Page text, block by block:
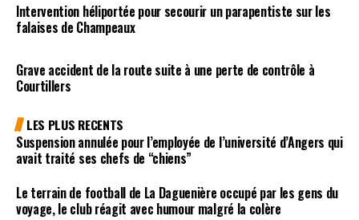
Intervention héliportée pour secourir un parapentiste sur les
falaises de Champeaux
Grave accident de la route suite à une perte de contrôle à
Courtillers
LES PLUS RECENTS
Suspension annulée pour l’employée de l’université d’Angers qui
avait traité ses chefs de “chiens”
Le terrain de football de La Daguenière occupé par les gens du
voyage, le club réagit avec humour malgré la colère